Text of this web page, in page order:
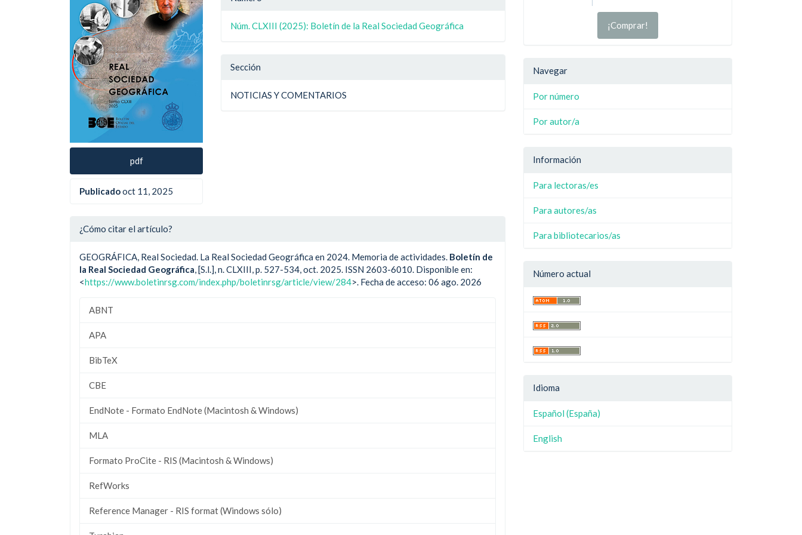
del
artículo
pdf
Publicadooct 11, 2025
del
artículo
artículo
Núm. CLXIII (2025): Boletín de la Real Sociedad Geográfica
Sección
NOTICIAS Y COMENTARIOS
¿Cómo citar el artículo?
GEOGRÁFICA, Real Sociedad. La Real Sociedad Geográfica en 2024. Memoria de actividades. Boletín de
la Real Sociedad Geográfica, [S.l.], n. CLXIII, p. 527-534, oct. 2025. ISSN 2603-6010. Disponible en:
<https://www.boletinrsg.com/index.php/boletinrsg/article/view/284>. Fecha de acceso: 06 ago. 2026
ABNT
APA
BibTeX
CBE
EndNote - Formato EndNote (Macintosh & Windows)
MLA
Formato ProCite - RIS (Macintosh & Windows)
RefWorks
Reference Manager - RIS format (Windows sólo)
¡Comprar!
Navegar
Por número
Por autor/a
Información
Para lectoras/es
Para autores/as
Para bibliotecarios/as
Número actual
Idioma
Español (España)
English